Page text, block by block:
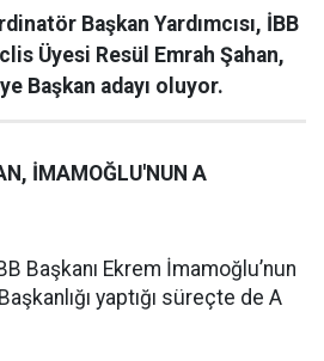
Başkan Yardımcısı, İBB
Üyesi Resül Emrah Şahan,
Başkan adayı oluyor.
İMAMOĞLU'NUN A
Başkanı Ekrem İmamoğlu’nun
yaptığı süreçte de A